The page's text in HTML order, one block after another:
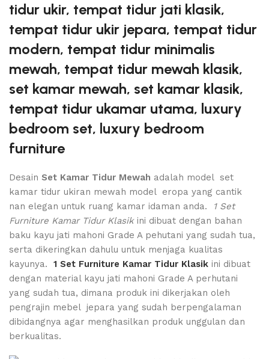
tidur ukir, tempat tidur jati klasik,
tempat tidur ukir jepara, tempat tidur
modern, tempat tidur minimalis
mewah, tempat tidur mewah klasik,
set kamar mewah, set kamar klasik,
tempat tidur ukamar utama, luxury
bedroom set, luxury bedroom
furniture
Desain Set Kamar Tidur Mewah adalah model set
kamar tidur ukiran mewah model eropa yang cantik
nan elegan untuk ruang kamar idaman anda.
1 Set
Furniture Kamar Tidur Klasik ini dibuat dengan bahan
baku kayu jati mahoni Grade A pehutani yang sudah tua,
serta dikeringkan dahulu untuk menjaga kualitas
kayunya.
1 Set Furniture Kamar Tidur Klasik ini dibuat
dengan material kayu jati mahoni Grade A perhutani
yang sudah tua, dimana produk ini dikerjakan oleh
pengrajin mebel jepara yang sudah berpengalaman
dibidangnya agar menghasilkan produk unggulan dan
berkualitas.